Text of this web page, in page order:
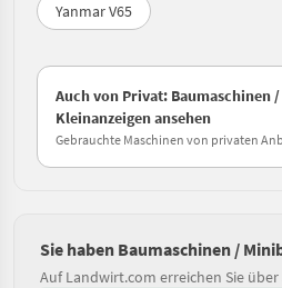
Yanmar V65
Auch von Privat: Baumaschinen
Kleinanzeigen ansehen
Gebrauchte Maschinen von privaten
Sie haben Baumaschinen /
Auf Landwirt.com erreichen Sie